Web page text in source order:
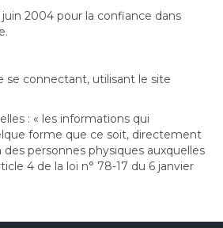
juin 2004 pour la confiance dans
se connectant, utilisant le site
: « les informations qui
forme que ce soit, directement
des personnes physiques auxquelles
4 de la loi n° 78-17 du 6 janvier